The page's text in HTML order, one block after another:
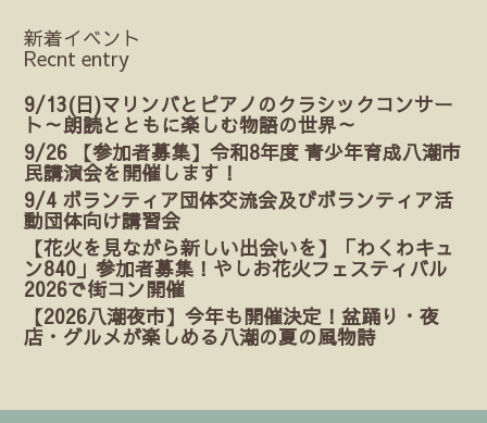
新着イベント
Recnt entry
9/13(日)マリンバとピアノのクラシックコンサー
ト～朗読とともに楽しむ物語の世界～
9/26 【参加者募集】令和8年度 青少年育成八潮市
民講演会を開催します！
9/4 ボランティア団体交流会及びボランティア活
動団体向け講習会
【花火を見ながら新しい出会いを】「わくわキュ
ン840」参加者募集！やしお花火フェスティバル
2026で街コン開催
【2026八潮夜市】今年も開催決定！盆踊り・夜
店・グルメが楽しめる八潮の夏の風物詩